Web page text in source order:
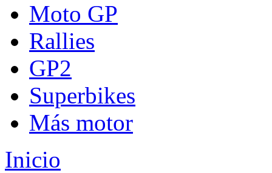
Moto GP
Rallies
GP2
Superbikes
Más motor
Inicio